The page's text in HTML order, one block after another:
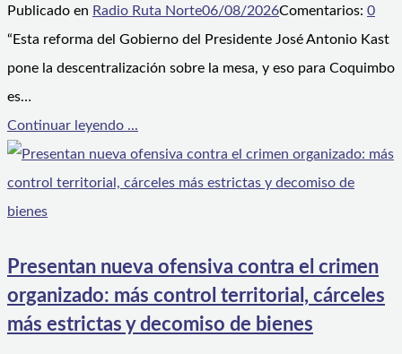
Publicado en Radio Ruta Norte06/08/2026Comentarios: 0
“Esta reforma del Gobierno del Presidente José Antonio Kast
pone la descentralización sobre la mesa, y eso para Coquimbo
es…
Continuar leyendo ...
Presentan nueva ofensiva contra el crimen
organizado: más control territorial, cárceles
más estrictas y decomiso de bienes